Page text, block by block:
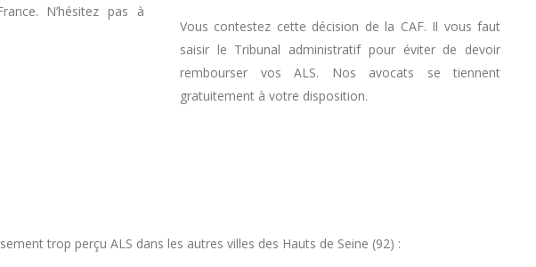
N’hésitez pas à
Vous contestez cette décision de la CAF. Il vous faut
saisir le Tribunal administratif pour éviter de devoir
rembourser vos ALS. Nos avocats se tiennent
gratuitement à votre disposition.
trop perçu ALS dans les autres villes des Hauts de Seine (92) :